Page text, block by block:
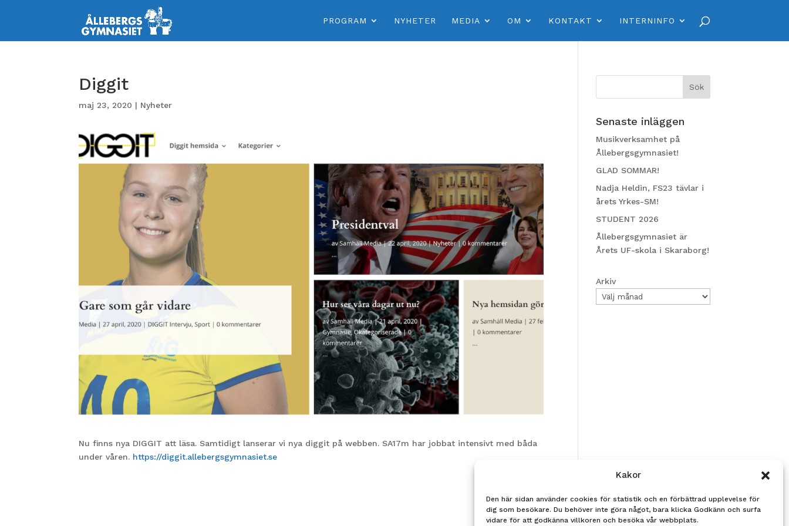
Kakor
Den här sidan använder cookies för statistik och en förbättrad upplevelse för
dig som besökare. Du behöver inte göra något, bara klicka Godkänn och surfa
vidare för att godkänna villkoren och besöka vår webbplats.
PROGRAM NYHETER MEDIA OM KONTAKT INTERNINFO
Diggit
maj 23, 2020 | Nyheter
Nu finns nya DIGGIT att läsa. Samtidigt lanserar vi nya diggit på webben. SA17m har jobbat intensivt med båda
under våren. https://diggit.allebergsgymnasiet.se
Senaste inläggen
Musikverksamhet på
Ållebergsgymnasiet!
GLAD SOMMAR!
Nadja Heldin, FS23 tävlar i
årets Yrkes-SM!
STUDENT 2026
Ållebergsgymnasiet är
Årets UF-skola i Skaraborg!
Arkiv